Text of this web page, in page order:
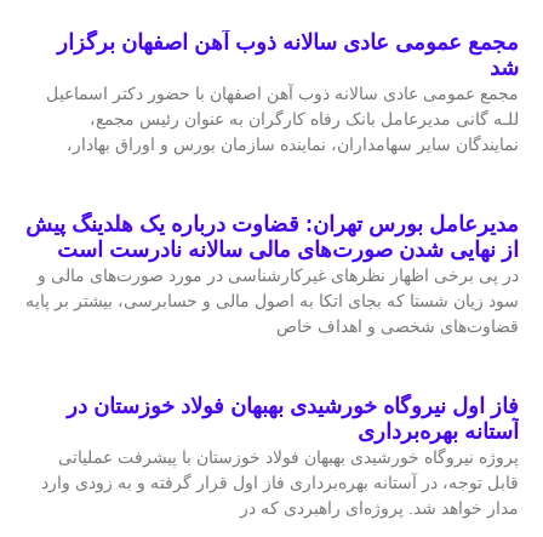
مجمع عمومی عادی سالانه ذوب آهن اصفهان برگزار
شد
مجمع عمومی عادی سالانه ذوب آهن اصفهان با حضور دکتر اسماعیل
للـه گانی مدیرعامل بانک رفاه کارگران به عنوان رئیس مجمع،
نمایندگان سایر سهامداران، نماینده سازمان بورس و اوراق بهادار،
مدیرعامل بورس تهران: قضاوت درباره یک هلدینگ پیش
از نهایی شدن صورت‌های مالی سالانه نادرست است
در پی برخی اظهار نظرهای غیرکارشناسی در مورد صورت‌های مالی و
سود زیان شستا که بجای اتکا به اصول مالی و حسابرسی، بیشتر بر پایه
قضاوت‌‌های شخصی و اهداف خاص
فاز اول نیروگاه خورشیدی بهبهان فولاد خوزستان در
آستانه بهره‌برداری
پروژه نیروگاه خورشیدی بهبهان فولاد خوزستان با پیشرفت عملیاتی
قابل‌ توجه، در آستانه بهره‌برداری فاز اول قرار گرفته و به‌ زودی وارد
مدار خواهد شد. پروژه‌ای راهبردی که در